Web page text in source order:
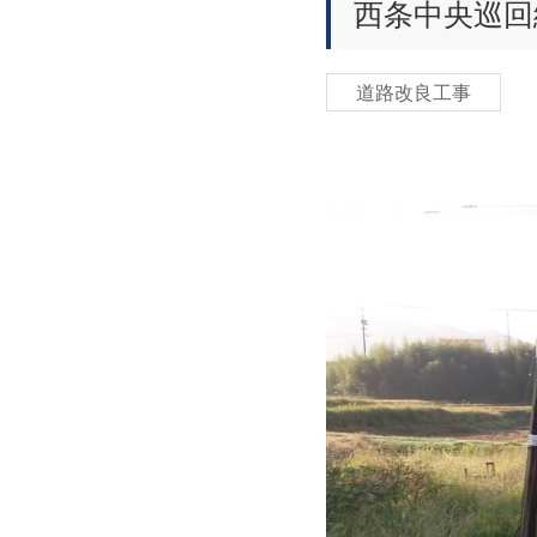
西条中央巡
道路改良工事